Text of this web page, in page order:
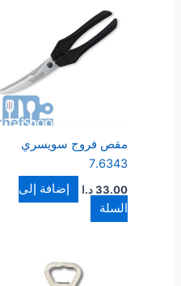
مقص فروج سويسري
7.6343
33.00 د.ا
إضافة إلى
السلة